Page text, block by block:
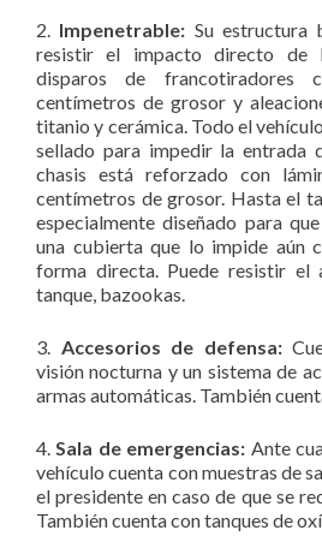
2. Impenetrable: Su estructura
resistir el impacto directo de
disparos de francotiradores
centímetros de grosor y
titanio y cerámica. Todo el
sellado para impedir la entrada
chasis está reforzado con
centímetros de grosor. Hasta el
especialmente diseñado para
una cubierta que lo impide aún
forma directa. Puede resistir el
tanque, bazookas.
3. Accesorios de defensa:
visión nocturna y un sistema de
armas automáticas. También
4.Sala de emergencias: Ante
vehículo cuenta con muestras de
el presidente en caso de que se
También cuenta con tanques de